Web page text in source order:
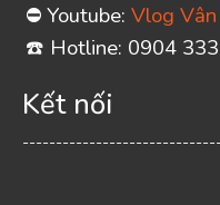
⛔ Youtube: Vlog
☎ Hotline: 0904
Kết nối